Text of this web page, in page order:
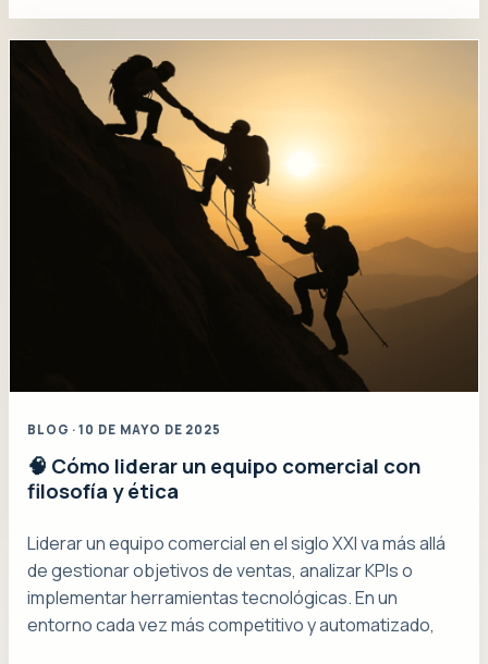
BLOG · 10 DE MAYO DE 2025
🧠 Cómo liderar un equipo comercial con
filosofía y ética
Liderar un equipo comercial en el siglo XXI va más allá
de gestionar objetivos de ventas, analizar KPIs o
implementar herramientas tecnológicas. En un
entorno cada vez más competitivo y automatizado,